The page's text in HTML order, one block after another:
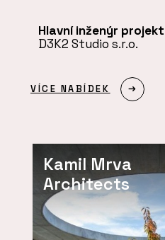
Hlavní inženýr
D3K2 Studio s.r.o.
VÍCE NABÍDEK
Kamil Mrva
Architects